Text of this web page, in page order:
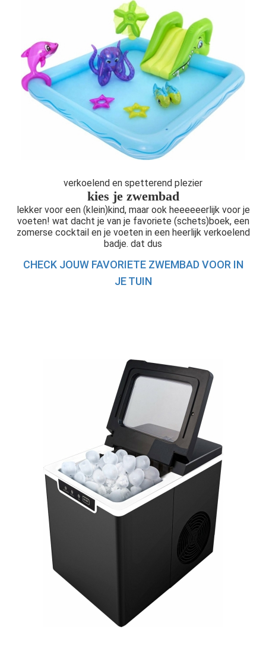
verkoelend en spetterend plezier
kies je zwembad
lekker voor een (klein)kind, maar ook heeeeeerlijk voor je
voeten! wat dacht je van je favoriete (schets)boek, een
zomerse cocktail en je voeten in een heerlijk verkoelend
badje. dat dus
CHECK JOUW FAVORIETE ZWEMBAD VOOR IN
JE TUIN